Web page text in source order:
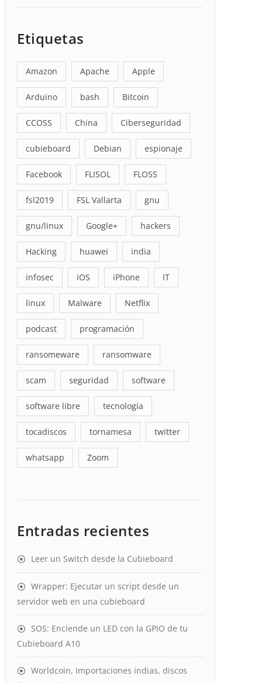
Etiquetas
Amazon Apache Apple
Arduino bash Bitcoin
CCOSS China Ciberseguridad
cubieboard Debian espionaje
Facebook FLISOL FLOSS
fsl2019 FSL Vallarta gnu
gnu/linux Google+ hackers
Hacking huawei india
infosec iOS iPhone IT
linux Malware Netflix
podcast programación
ransomeware ransomware
scam seguridad software
software libre tecnología
tocadiscos tornamesa twitter
whatsapp Zoom
Entradas recientes
Leer un Switch desde la Cubieboard
Wrapper: Ejecutar un script desde un
servidor web en una cubieboard
SOS: Enciende un LED con la GPIO de tu
Cubieboard A10
Worldcoin, Importaciones indias, discos